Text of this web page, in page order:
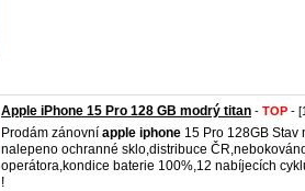
Apple iPhone 15 Pro 128 GB modrý titan - TOP -
Prodám zánovní apple iphone 15 Pro 128GB Stav
nalepeno ochranné sklo,distribuce
operátora,kondice baterie 100%,12 nabíjecích
!